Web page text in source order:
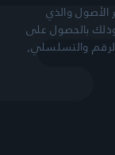
والذي
بالحصول على
الرقم والتسلسلي,